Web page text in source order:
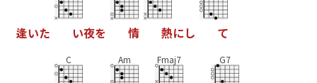
逢いた い夜を 情 熱にし て
C Am Fmaj7 G7